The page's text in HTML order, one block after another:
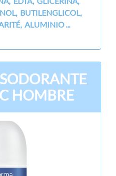
BUTILENGLICOL,
ALUMINIO ...
HOMBRE